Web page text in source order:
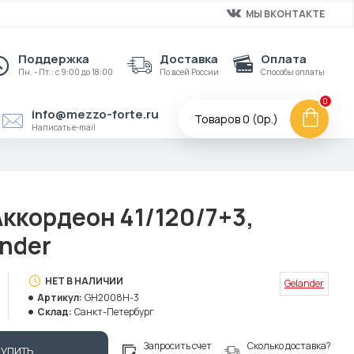
МЫ ВКОНТАКТЕ
Поддержка
Пн. - Пт.: с 9:00 до 18:00
Доставка
По всей России
Оплата
Способы оплаты
info@mezzo-forte.ru
Написать e-mail
Товаров 0 (0р.)
0
41/120/7+3,
НЕТ В НАЛИЧИИ
Артикул: GH2008H-3
Склад: Санкт-Петербург
Gelander
Запросить счет Сколько доставка?